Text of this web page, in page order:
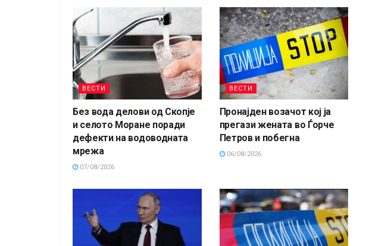
ВЕСТИ
Без вода делови од Скопје
и селото Моране поради
дефекти на водоводната
мрежа
07/08/2026
ВЕСТИ
Пронајден возачот кој ја
прегази жената во Ѓорче
Петров и побегна
06/08/2026